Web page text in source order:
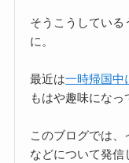
そうこうしている
に。
最近は一時帰国中
もはや趣味になっ
このブログでは
などについて発信